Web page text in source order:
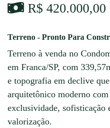
R$ 420.000,00
Terreno - Pronto Para
Terreno à venda no
em Franca/SP, com
e topografia em declive
arquitetônico moderno
exclusividade, sofisticação
valorização.